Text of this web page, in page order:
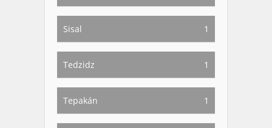
Sisal 1
Tedzidz 1
Tepakán 1